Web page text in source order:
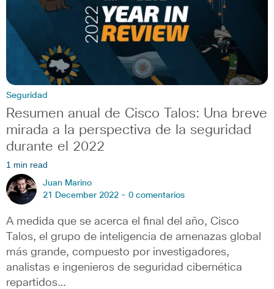
Seguridad
Resumen anual de Cisco Talos: Una breve
mirada a la perspectiva de la seguridad
durante el 2022
1 min read
Juan Marino
21 December 2022 - 0 comentarios
A medida que se acerca el final del año, Cisco
Talos, el grupo de inteligencia de amenazas global
más grande, compuesto por investigadores,
analistas e ingenieros de seguridad cibernética
repartidos…